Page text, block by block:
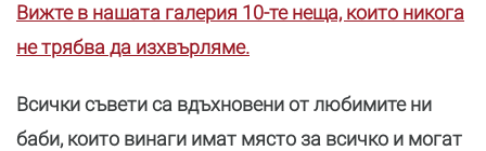
Вижте в нашата галерия 10-те неща, които никога
не трябва да изхвърляме.
Всички съвети са вдъхновени от любимите ни
баби, които винаги имат място за всичко и могат